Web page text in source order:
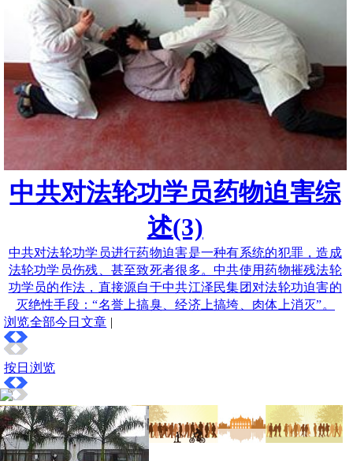
中共对法轮功学员药物迫害综
述(3)
中共对法轮功学员进行药物迫害是一种有系统的犯罪，造成
法轮功学员伤残、甚至致死者很多。中共使用药物摧残法轮
功学员的作法，直接源自于中共江泽民集团对法轮功迫害的
灭绝性手段：“名誉上搞臭、经济上搞垮、肉体上消灭”。
浏览全部今日文章 |
按日浏览